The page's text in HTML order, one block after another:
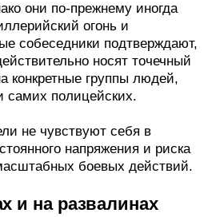
они по-прежнему иногда
огонь и
собеседники подтверждают,
носят точечный
конкретные группы людей,
самих полицейских.
не чувствуют себя в
напряжения и риска
боевых действий.
и на развалинах